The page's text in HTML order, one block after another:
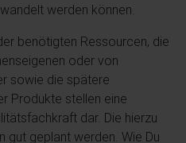
werden können.
benötigten Ressourcen, die
oder von
sowie die spätere
Produkte stellen eine
dar. Die hierzu
gut geplant werden. Wie Du